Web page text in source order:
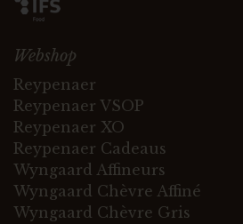
Webshop
Reypenaer
Reypenaer VSOP
Reypenaer XO
Reypenaer Cadeaus
Wyngaard Affineurs
Wyngaard Chèvre Affiné
Wyngaard Chèvre Gris